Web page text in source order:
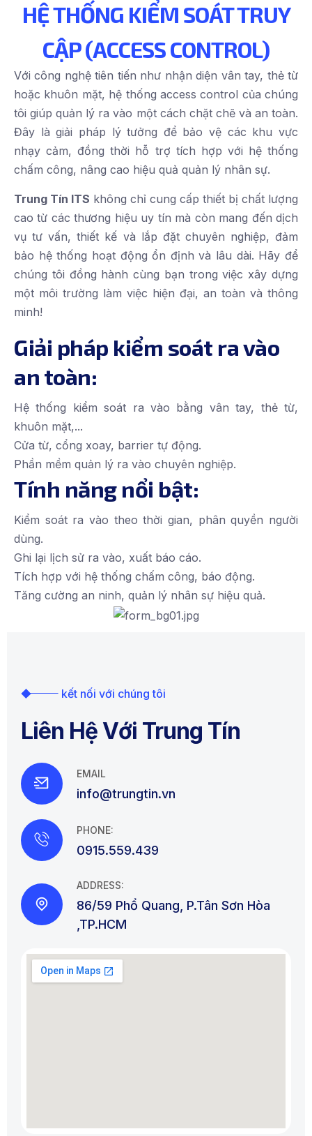
HỆ THỐNG KIỂM SOÁT TRUY
CẬP (ACCESS CONTROL)
Với công nghệ tiên tiến như nhận diện vân tay, thẻ từ
hoặc khuôn mặt, hệ thống access control của chúng
tôi giúp quản lý ra vào một cách chặt chẽ và an toàn.
Đây là giải pháp lý tưởng để bảo vệ các khu vực
nhạy cảm, đồng thời hỗ trợ tích hợp với hệ thống
chấm công, nâng cao hiệu quả quản lý nhân sự.
Trung Tín ITS không chỉ cung cấp thiết bị chất lượng
cao từ các thương hiệu uy tín mà còn mang đến dịch
vụ tư vấn, thiết kế và lắp đặt chuyên nghiệp, đảm
bảo hệ thống hoạt động ổn định và lâu dài. Hãy để
chúng tôi đồng hành cùng bạn trong việc xây dựng
một môi trường làm việc hiện đại, an toàn và thông
minh!
Giải pháp kiểm soát ra vào
an toàn:
Hệ thống kiểm soát ra vào bằng vân tay, thẻ từ,
khuôn mặt,...
Cửa từ, cổng xoay, barrier tự động.
Phần mềm quản lý ra vào chuyên nghiệp.
Tính năng nổi bật:
Kiểm soát ra vào theo thời gian, phân quyền người
dùng.
Ghi lại lịch sử ra vào, xuất báo cáo.
Tích hợp với hệ thống chấm công, báo động.
Tăng cường an ninh, quản lý nhân sự hiệu quả.
kết nối với chúng tôi
Liên Hệ Với Trung Tín
EMAIL
info@trungtin.vn
PHONE:
0915.559.439
ADDRESS:
86/59 Phổ Quang, P.Tân Sơn Hòa
,TP.HCM